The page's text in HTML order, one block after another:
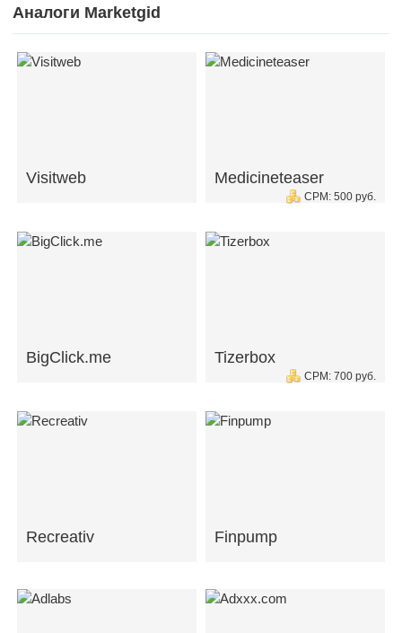
Аналоги Marketgid
Visitweb Medicineteaser
CPM: 500 руб.
BigClick.me Tizerbox
CPM: 700 руб.
Recreativ Finpump